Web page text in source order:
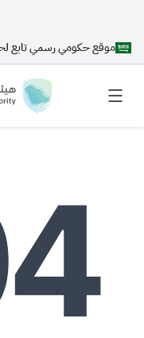
موقع حكومي رسمي تابع
بحث AI